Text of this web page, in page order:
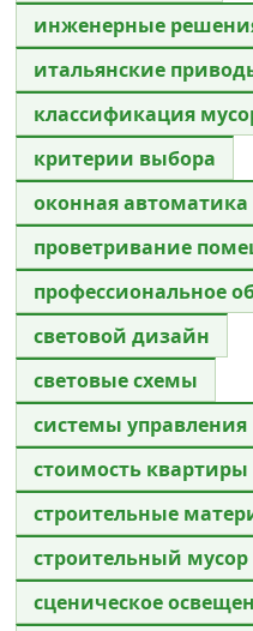
инженерные
итальянские
классификация
критерии выбора
оконная автоматика
проветривание
профессиональное
световой дизайн
световые схемы
системы управления
стоимость квартиры
строительные
строительный мусор
сценическое